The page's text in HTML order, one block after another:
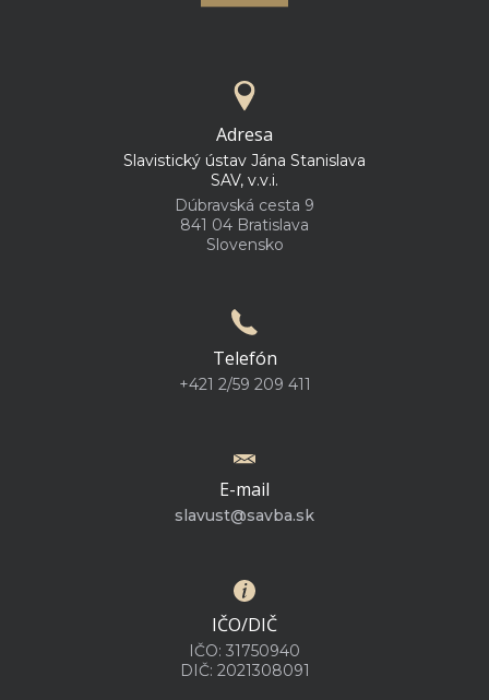
Adresa
Slavistický ústav Jána Stanislava
SAV, v.v.i.
Dúbravská cesta 9
841 04 Bratislava
Slovensko
Telefón
+421 2/59 209 411
E-mail
slavust@savba.sk
IČO/DIČ
IČO: 31750940
DIČ: 2021308091